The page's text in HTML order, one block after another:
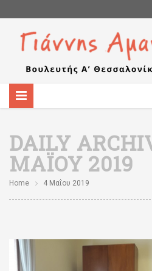
DAILY
ΜΑΪ́ΟΥ 2019
Home 4 Μαΐου 2019